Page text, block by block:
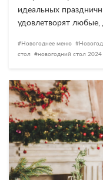
идеальных
удовлетворят
Новогоднее меню
стол
новогодний стол 2024